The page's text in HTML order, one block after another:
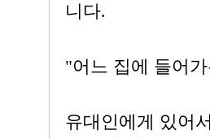
니다.
"어느 집에 들어
유대인에게 있어